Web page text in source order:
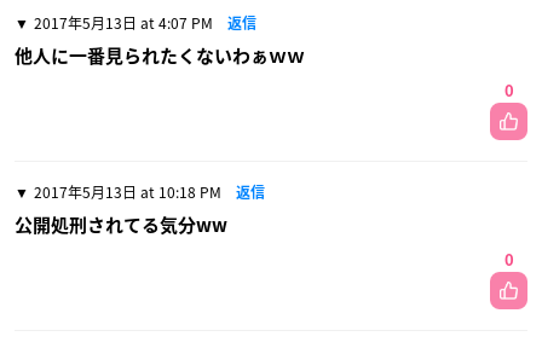
2017年5月13日 at 4:07 PM 返信
他人に一番見られたくないわぁｗｗ
0
2017年5月13日 at 10:18 PM 返信
公開処刑されてる気分ww
0